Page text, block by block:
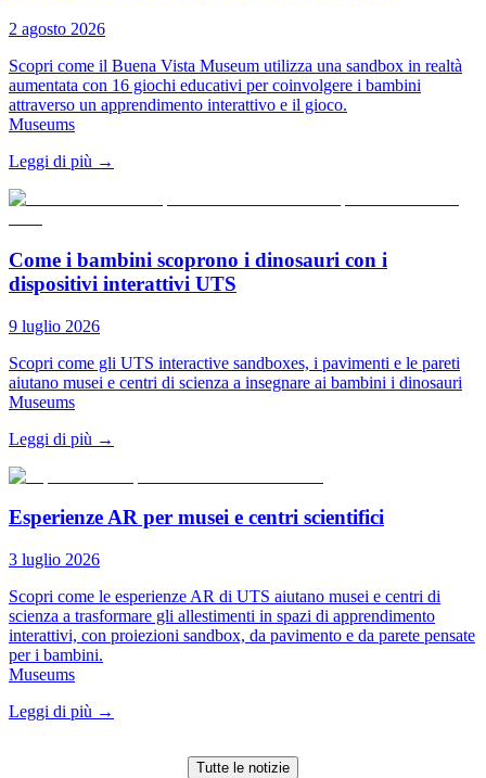
2 agosto 2026
Scopri come il Buena Vista Museum utilizza una sandbox in realtà
aumentata con 16 giochi educativi per coinvolgere i bambini
attraverso un apprendimento interattivo e il gioco.
Museums
Leggi di più →
Come i bambini scoprono i dinosauri con i
dispositivi interattivi UTS
9 luglio 2026
Scopri come gli UTS interactive sandboxes, i pavimenti e le pareti
aiutano musei e centri di scienza a insegnare ai bambini i dinosauri
Museums
Leggi di più →
Esperienze AR per musei e centri scientifici
3 luglio 2026
Scopri come le esperienze AR di UTS aiutano musei e centri di
scienza a trasformare gli allestimenti in spazi di apprendimento
interattivi, con proiezioni sandbox, da pavimento e da parete pensate
per i bambini.
Museums
Leggi di più →
Tutte le notizie